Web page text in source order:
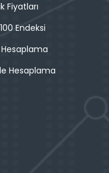
Fiyatları
Endeksi
Hesaplama
Hesaplama